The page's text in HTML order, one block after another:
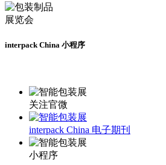
interpack China 小程序
关注官微
interpack China 电子期刊
小程序